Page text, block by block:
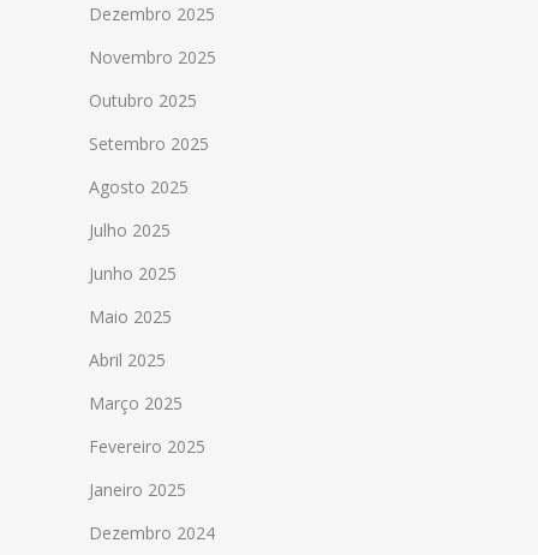
Dezembro 2025
Novembro 2025
Outubro 2025
Setembro 2025
Agosto 2025
Julho 2025
Junho 2025
Maio 2025
Abril 2025
Março 2025
Fevereiro 2025
Janeiro 2025
Dezembro 2024